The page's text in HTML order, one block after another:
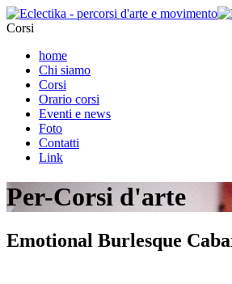
Corsi
home
Chi siamo
Corsi
Orario corsi
Eventi e news
Foto
Contatti
Link
Per-Corsi d'arte
Emotional Burlesque